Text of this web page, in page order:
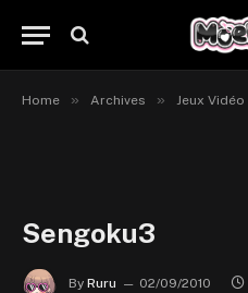
Home » Archives » Jeux Vidéo
Sengoku3
By Ruru 02/09/2010